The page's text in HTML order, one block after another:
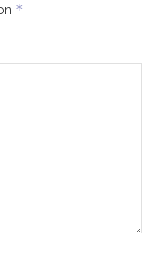
*